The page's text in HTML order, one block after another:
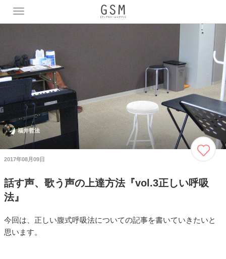
T
o
g
e
n
a
i
g
a
t
n
福井哲法
2017年08月09日
話す声、歌う声の上達方法『vol.3正しい呼吸
法』
今回は、正しい腹式呼吸法についての記事を書いていきたいと
思います。